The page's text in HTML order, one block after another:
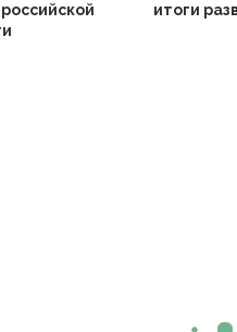
итоги